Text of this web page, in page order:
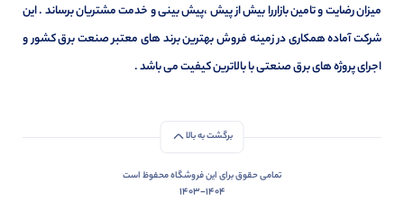
میزان رضایت و تامین بازاررا بیش از پیش ،پیش بینی و خدمت مشتریان برساند . این
شرکت آماده همکاری در زمینه فروش بهترین برند های معتبر صنعت برق کشور و
اجرای پروژه های برق صنعتی با بالاترین کیفیت می باشد .
برگشت به بالا
تمامی حقوق برای این فروشگاه محفوظ است
1403-1404